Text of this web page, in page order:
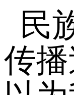
民
传